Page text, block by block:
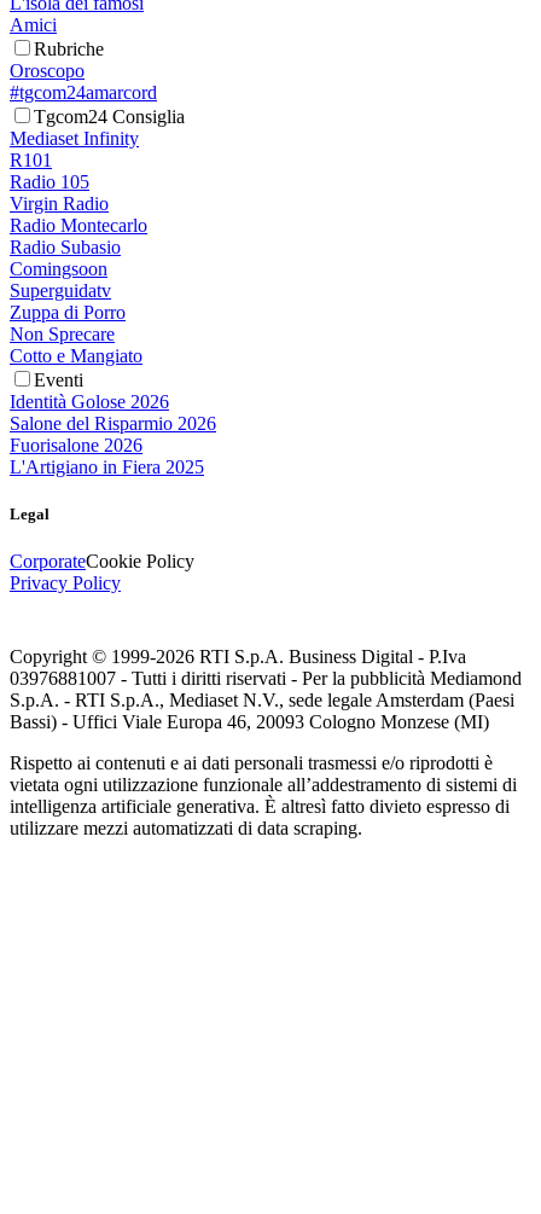
Amici
Rubriche
Oroscopo
#tgcom24amarcord
Tgcom24 Consiglia
Mediaset Infinity
R101
Radio 105
Virgin Radio
Radio Montecarlo
Radio Subasio
Comingsoon
Superguidatv
Zuppa di Porro
Non Sprecare
Cotto e Mangiato
Eventi
Identità Golose 2026
Salone del Risparmio 2026
Fuorisalone 2026
L'Artigiano in Fiera 2025
Legal
CorporateCookie Policy
Privacy Policy
Copyright © 1999-2026 RTI S.p.A. Business Digital - P.Iva
03976881007 - Tutti i diritti riservati - Per la pubblicità Mediamond
S.p.A. - RTI S.p.A., Mediaset N.V., sede legale Amsterdam (Paesi
Bassi) - Uffici Viale Europa 46, 20093 Cologno Monzese (MI)
Rispetto ai contenuti e ai dati personali trasmessi e/o riprodotti è
vietata ogni utilizzazione funzionale all’addestramento di sistemi di
intelligenza artificiale generativa. È altresì fatto divieto espresso di
utilizzare mezzi automatizzati di data scraping.